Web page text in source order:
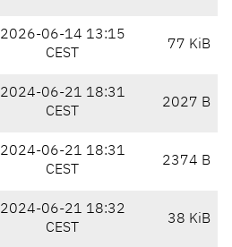
2026-06-14 13:15
CEST
77 KiB
2024-06-21 18:31
CEST
2027 B
2024-06-21 18:31
CEST
2374 B
2024-06-21 18:32
CEST
38 KiB